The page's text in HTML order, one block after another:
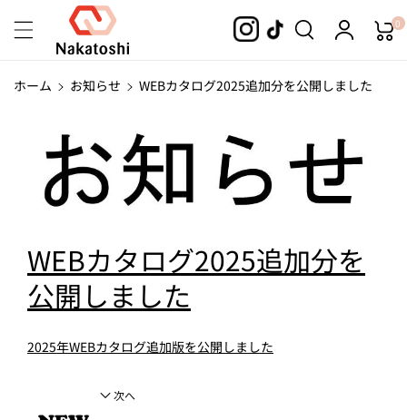
コンテンツ
に進む
0
ホーム お知らせ WEBカタログ2025追加分を公開しました
WEBカタログ2025追加分を
公開しました
2025年WEBカタログ追加版を公開しました
次へ